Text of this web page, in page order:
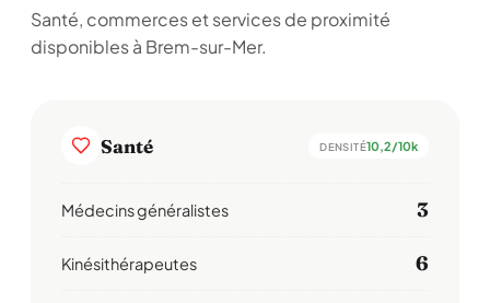
Santé, commerces et services de proximité
disponibles à Brem-sur-Mer.
Santé DENSITÉ10,2/10k
Médecins généralistes 3
Kinésithérapeutes 6